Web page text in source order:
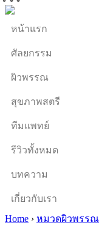
หน้าแรก
ศัลยกรรม
ผิวพรรณ
สุขภาพสตรี
ทีมแพทย์
รีวิวทั้งหมด
บทความ
เกี่ยวกับเรา
Home › หมวดผิวพรรณ